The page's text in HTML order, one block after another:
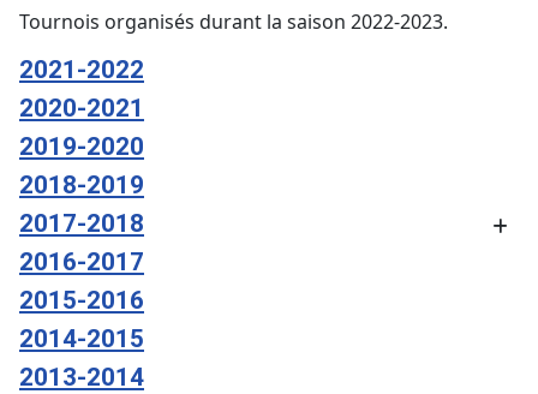
Tournois organisés durant la saison 2022-2023.
2021-2022
2020-2021
2019-2020
2018-2019
2017-2018
2016-2017
2015-2016
2014-2015
2013-2014